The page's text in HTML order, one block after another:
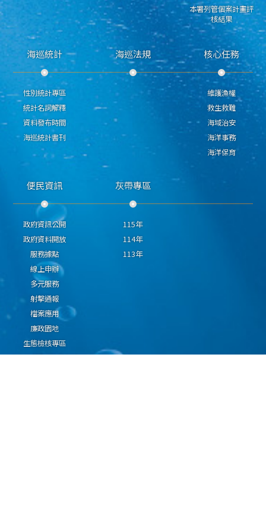
本署列管個案計畫評
核結果
海巡統計
性別統計專區
統計名詞解釋
資料發布時間
海巡統計書刊
海巡法規 核心任務
維護漁權
救生救難
海域治安
海洋事務
海洋保育
便民資訊
政府資訊公開
政府資料開放
服務據點
線上申辦
多元服務
射擊通報
檔案應用
廉政園地
生態檢核專區
廠商推薦勤(業)務科技
灰帶專區
115年
114年
113年